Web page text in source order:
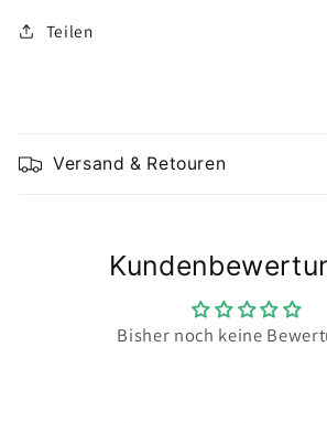
Teilen
n
Versand & Retouren
Bisher noch keine